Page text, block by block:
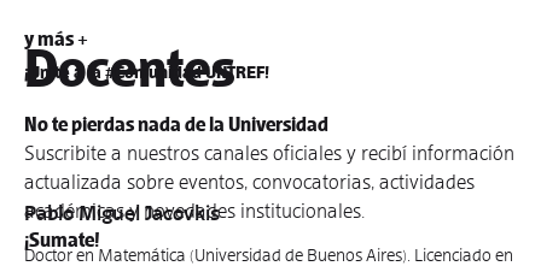
y más +
¡Unite a la #Comunidad UNTREF!
No te pierdas nada de la Universidad
Suscribite a nuestros canales oficiales y recibí información
actualizada sobre eventos, convocatorias, actividades
académicas y novedades institucionales.
¡Sumate!
Docentes
Pablo Miguel Jacovkis
Doctor en Matemática (Universidad de Buenos Aires). Licenciado en